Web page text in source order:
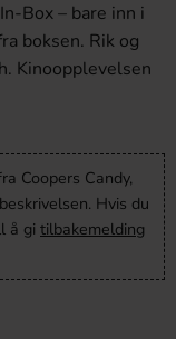
Box – bare inn i
boksen. Rik og
Kinoopplevelsen
Coopers Candy,
Hvis du
å gi tilbakemelding